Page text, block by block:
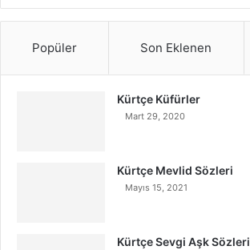
Popüler Son Eklenen
Kürtçe Küfürler
Mart 29, 2020
Kürtçe Mevlid Sözleri
Mayıs 15, 2021
Kürtçe Sevgi Aşk Sözleri